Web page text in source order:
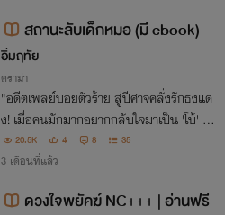
สถานะลับเด็กหมอ (มี ebook)
อิ่มฤทัย
ดราม่า
"อดีตเพลย์บอยตัวร้าย สู่ปีศาจคลั่งรักธงแด
ง! เมื่อคนมักมากอยากกลับใจมาเป็น 'โบ้' ล่า
เมียตัวเองคืน... ต่อให้ต้องฉุดกระชากหรือกั
กขัง เขาก็จะทำ!"
20.5K 4 8 35
3 เดือนที่แล้ว
ดวงใจพยัคฆ์ NC+++ | อ่านฟรี